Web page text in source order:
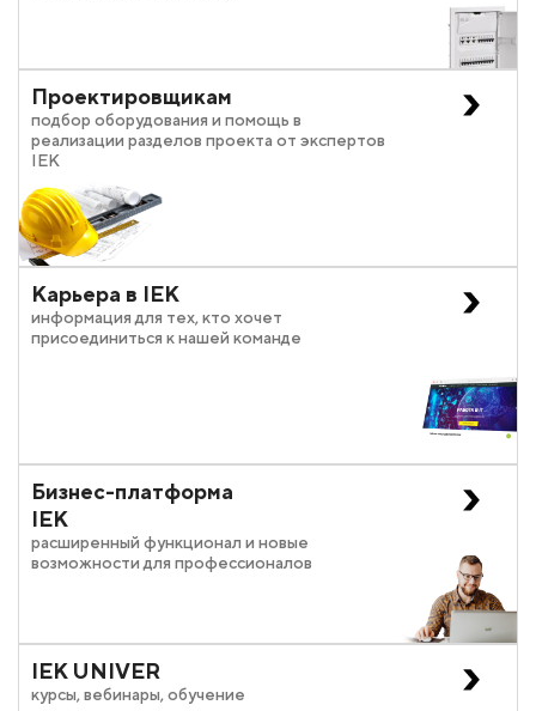
Проектировщикам
подбор оборудования и помощь в
реализации разделов проекта от экспертов
IEK
Карьера в IEK
информация для тех, кто хочет
присоединиться к нашей команде
Бизнес-платформа
IEK
расширенный функционал и новые
возможности для профессионалов
IEK UNIVER
курсы, вебинары, обучение